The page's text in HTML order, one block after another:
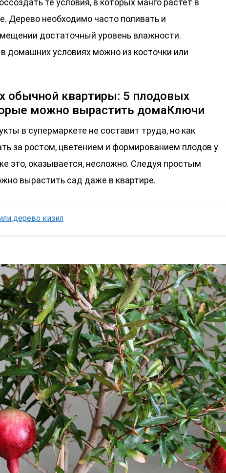
те условия, в которых манго растет в
Дерево необходимо часто поливать и
достаточный уровень влажности.
домашних условиях можно из косточки или
обычной квартиры: 5 плодовых
можно вырастить домаКлючи
в супермаркете не составит труда, но как
за ростом, цветением и формированием плодов у
это, оказывается, несложно. Следуя простым
вырастить сад даже в квартире.
дерево кизил